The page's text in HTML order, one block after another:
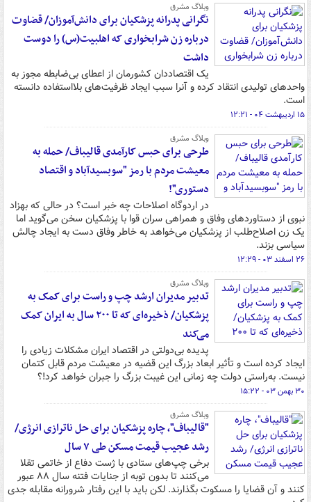
وبلاگ مشرق
نگرانی پدرانه پزشکیان برای دانش‌آموزان/ قضاوت
درباره زن شرابخواری که اهلبیت(س)‌ را دوست
داشت
یک اقتصاددان کشورمان از اعطای بی‌ضابطه مجوز به
واحدهای تولیدی انتقاد کرده و آنرا سبب ایجاد ظرفیت‌های بلااستفاده دانسته
است.
۱۵ اردیبهشت ۰۴ - ۱۲:۲۱
وبلاگ مشرق
طرحی برای حبس کارآمدی قالیباف/ حمله به
معیشت مردم با رمز "سوبسیدآباد و اقتصاد
دستوری"!
در اردوگاه اصلاحات چه خبر است؟ در حالی که بهزاد
نبوی از دستاوردهای وفاق و همراهی سران قوا با پزشکیان سخن می‌گوید اما
یک زن اصلاح‌طلب از پزشکیان می‌خواهد به خاطر وفاق دست به ایجاد چالش
سیاسی بزند.
۲۶ اسفند ۰۳ - ۱۲:۲۹
وبلاگ مشرق
تدبیر مدیران ارشد چپ و راست برای کمک به
پزشکیان/ ذخیره‌ای که تا ۲۰۰ سال به ایران کمک
می‌کند
پدیده بی‌دولتی در اقتصاد ایران مشکلات زیادی را
ایجاد کرده است و تأثیر ابعاد بزرگ این قضیه در معیشت مردم قابل کتمان
نیست. به‌راستی دولت چه زمانی این غیبت بزرگ را جبران خواهد کرد!؟
۳۰ بهمن ۰۳ - ۱۵:۲۲
وبلاگ مشرق
"قالیباف"، چاره پزشکیان برای حل ناترازی انرژی/
رشد عجیب قیمت مسکن طی ۷ سال
برخی چپ‌های ستادی با ژست دفاع از خاتمی تقلا
می‌کنند تا بدون توبه از جنایات فتنه سال ۸۸ عبور
کنند و آن قضایا را مسکوت بگذارند. لکن باید با این رفتار شرورانه مقابله جدی